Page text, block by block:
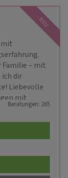
NEU
mit
Familie – mit
dir
Liebevolle
mit
und
an.
Beratungen: 265